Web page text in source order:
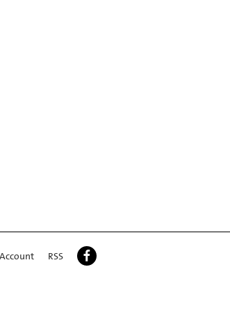
Account RSS